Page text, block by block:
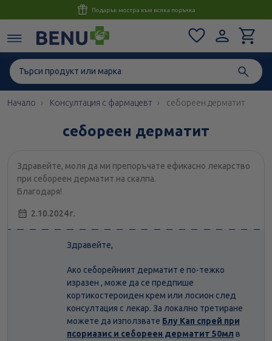
Подарък мостра към всяка поръчка
Начало Консултация с фармацевт себореен дерматит
себореен дерматит
Здравейте, моля да ми препоръчате ефикасно лекарство
при себореен дерматит на скалпа.
Благодаря!
2.10.2024 г.
Здравейте,
Ако себорейният дерматит е по-тежко
изразен , може да се предпише
кортикостероиден крем или лосион след
консултация с лекар. За локално третиране
можете да използвате Блу Кап спрей при
псориазис и себореен дерматит 50мл в